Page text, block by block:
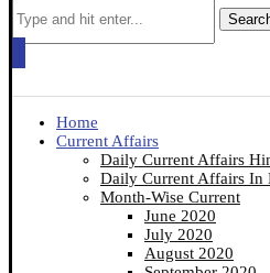
Home
Current Affairs
Daily Current Affairs
Daily Current Affairs In
Month-Wise Current
June 2020
July 2020
August 2020